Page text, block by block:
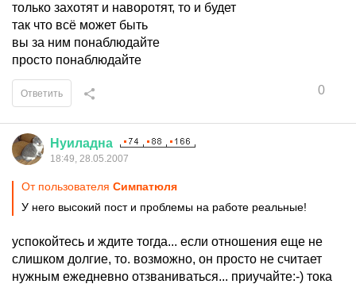
только захотят и наворотят, то и будет
так что всё может быть
вы за ним понаблюдайте
просто понаблюдайте
0
Ответить
Нуиладна
18:49, 28.05.2007
От пользователя Симпатюля
У него высокий пост и проблемы на работе реальные!
успокойтесь и ждите тогда... если отношения еще не
слишком долгие, то. возможно, он просто не считает
нужным ежедневно отзваниваться... приучайте:-) тока